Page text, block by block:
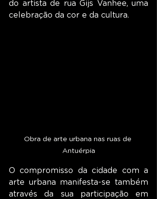
do artista de rua Gijs Vanhee, uma
celebração da cor e da cultura.
Obra de arte urbana nas ruas de
Antuérpia
O compromisso da cidade com a
arte urbana manifesta-se também
através da sua participação em